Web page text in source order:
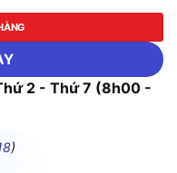
2 - Thứ 7 (8h00 -
)